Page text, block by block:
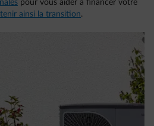
pour vous aider à financer votre
ainsi la transition.